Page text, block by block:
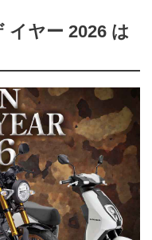
イヤー 2026 は